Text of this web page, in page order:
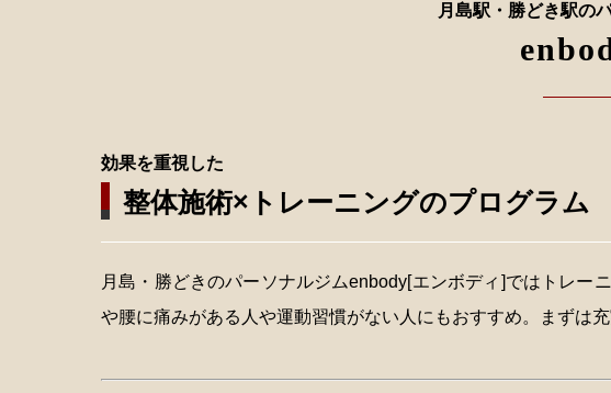
月島駅・勝どき駅の
効果を重視した
整体施術×トレーニングのプログラム
月島・勝どきのパーソナルジムenbody[エンボディ]ではトレー
や腰に痛みがある人や運動習慣がない人にもおすすめ。まずは